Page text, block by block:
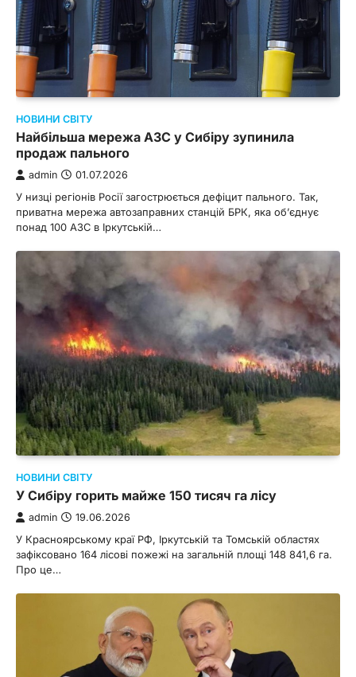
НОВИНИ СВІТУ
Найбільша мережа АЗС у Сибіру зупинила
продаж пального
admin 01.07.2026
У низці регіонів Росії загострюється дефіцит пального. Так,
приватна мережа автозаправних станцій БРК, яка об’єднує
понад 100 АЗС в Іркутській…
НОВИНИ СВІТУ
У Сибіру горить майже 150 тисяч га лісу
admin 19.06.2026
У Красноярському краї РФ, Іркутській та Томській областях
зафіксовано 164 лісові пожежі на загальній площі 148 841,6 га.
Про це…